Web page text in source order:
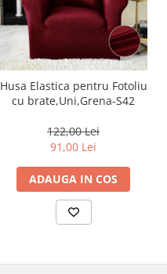
Husa Elastica pentru Fotoliu
cu brate,Uni,Grena-S42
122,00 Lei
91,00 Lei
ADAUGA IN COS